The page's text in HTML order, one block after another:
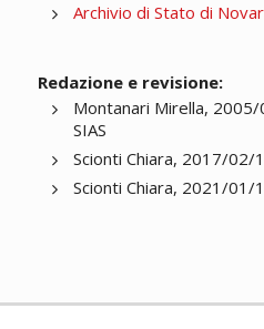
Archivio di Stato di
Redazione e revisione:
Montanari Mirella,
SIAS
Scionti Chiara, 2017/02/
Scionti Chiara, 2021/01/